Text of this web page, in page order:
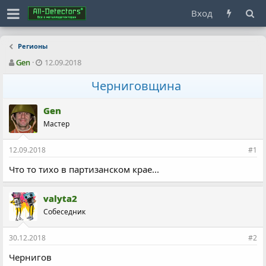
Вход
Регионы
А
в
р
т
е
м
ы
Gen
Д
а
а
ч
а
л
12.09.2018
Черниговщина
Gen
Мастер
12.09.2018 #1
Что то тихо в партизанском крае...
valyta2
Собеседник
30.12.2018 #2
Чернигов